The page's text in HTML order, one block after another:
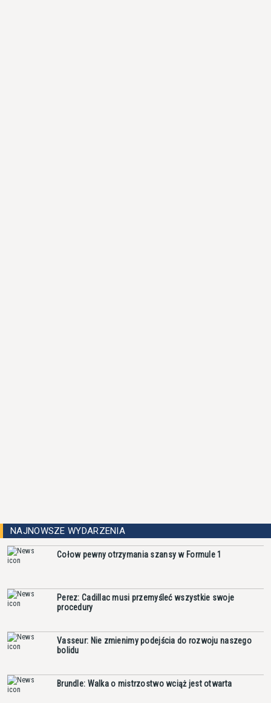
NAJNOWSZE WYDARZENIA
Cołow pewny otrzymania szansy w Formule 1
Perez: Cadillac musi przemyśleć wszystkie swoje
procedury
Vasseur: Nie zmienimy podejścia do rozwoju naszego
bolidu
Brundle: Walka o mistrzostwo wciąż jest otwarta